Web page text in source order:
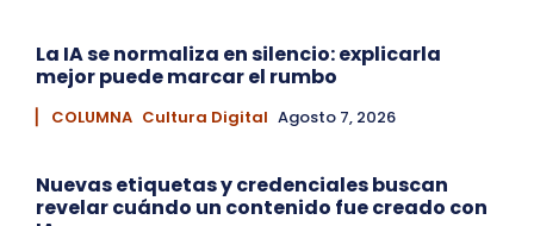
La IA se normaliza en silencio: explicarla
mejor puede marcar el rumbo
▏ COLUMNA Cultura Digital Agosto 7, 2026
Nuevas etiquetas y credenciales buscan
revelar cuándo un contenido fue creado con